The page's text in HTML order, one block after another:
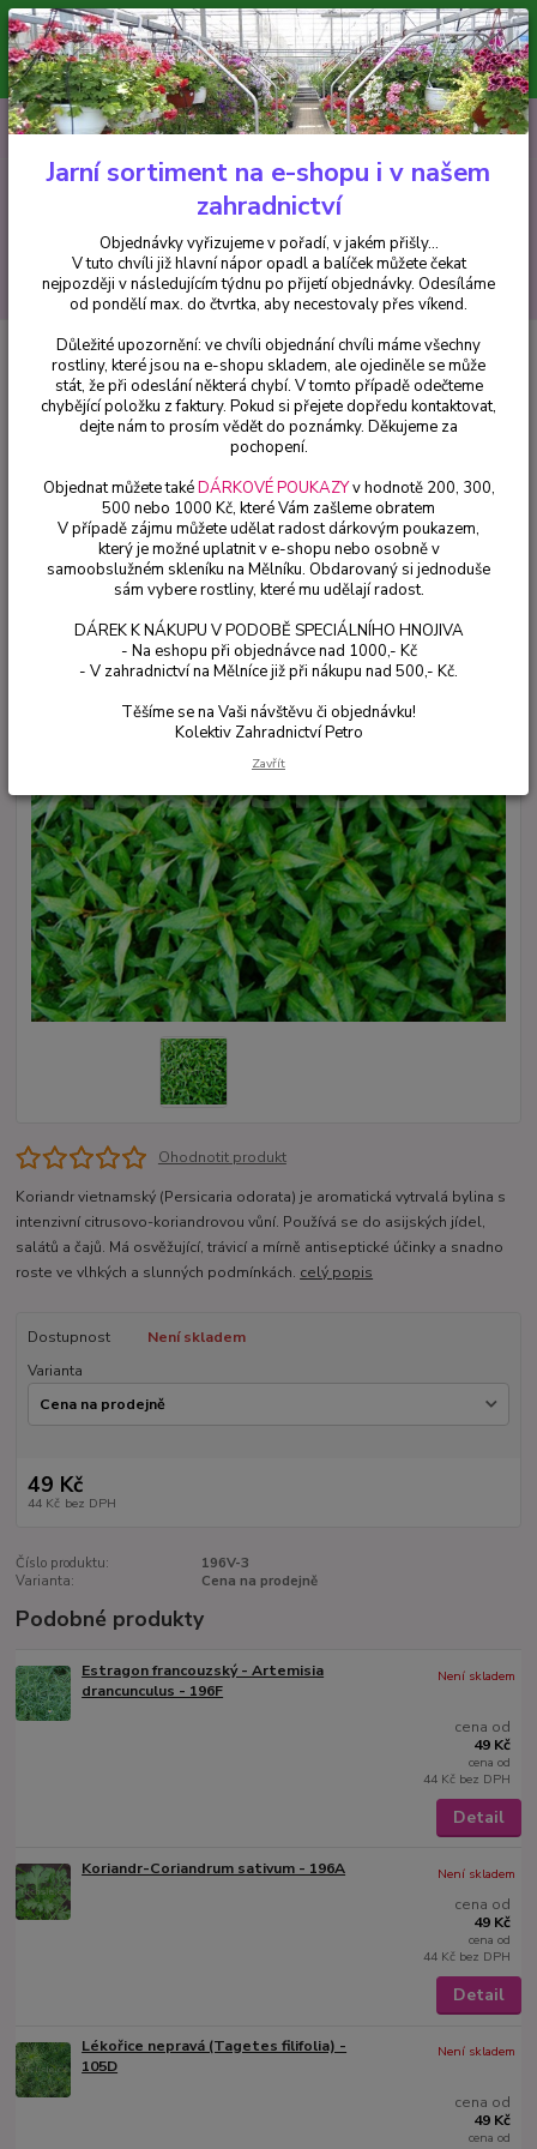
Minimální hodnota pro odeslání z e-shopu je 300 Kč.
V tuto chvíli již hlavní nápor objednávek opadl a balíček můžete čekat
nejpozději v následujícím týdnu po přijetí objednávky. Objednávky
vyřizujeme v pořadí, v jakém přišly...
CZK
Hledat
+420 602 223 614 0ks
za0 Kč
Bylinky a léčivky
Persicaria odorata -koriandr vietnamský (Koriandr
Vietnamský) - cena na prodejně
Persicaria odorata -koriandr
vietnamský (Koriandr
Vietnamský) - cena na prodejně
Ohodnotit produkt
Koriandr vietnamský (Persicaria odorata) je aromatická vytrvalá bylina s
intenzivní citrusovo-koriandrovou vůní. Používá se do asijských jídel,
salátů a čajů. Má osvěžující, trávicí a mírně antiseptické účinky a snadno
roste ve vlhkých a slunných podmínkách. celý popis
Dostupnost
Není skladem
Varianta
49 Kč
44 Kč bez DPH
Číslo produktu:
196V-3
Varianta:
Cena na prodejně
Podobné produkty
Estragon francouzský - Artemisia
drancunculus - 196F
cena od
49 Kč
cena od
44 Kč bez DPH
Není skladem
Detail
Koriandr-Coriandrum sativum - 196A
cena od
49 Kč
cena od
44 Kč bez DPH
Není skladem
Detail
Lékořice nepravá (Tagetes filifolia) -
105D
cena od
49 Kč
cena od
Není skladem
Jarní sortiment na e-shopu i v našem
zahradnictví
Objednávky vyřizujeme v pořadí, v jakém přišly...
V tuto chvíli již hlavní nápor opadl a balíček můžete čekat
nejpozději v následujícím týdnu po přijetí objednávky. Odesíláme
od pondělí max. do čtvrtka, aby necestovaly přes víkend.
Důležité upozornění: ve chvíli objednání chvíli máme všechny
rostliny, které jsou na e-shopu skladem, ale ojediněle se může
stát, že při odeslání některá chybí. V tomto případě odečteme
chybějící položku z faktury. Pokud si přejete dopředu kontaktovat,
dejte nám to prosím vědět do poznámky. Děkujeme za
pochopení.
Objednat můžete takéDÁRKOVÉ POUKAZYv hodnotě 200, 300,
500 nebo 1000 Kč, které Vám zašleme obratem
V případě zájmu můžete udělat radost dárkovým poukazem,
který je možné uplatnit v e-shopu nebo osobně v
samoobslužném skleníku na Mělníku. Obdarovaný si jednoduše
sám vybere rostliny, které mu udělají radost.
DÁREK K NÁKUPU V PODOBĚ SPECIÁLNÍHO HNOJIVA
- Na eshopu při objednávce nad 1000,- Kč
- V zahradnictví na Mělníce již při nákupu nad 500,- Kč.
Těšíme se na Vaši návštěvu či objednávku!
Kolektiv Zahradnictví Petro
Zavřít